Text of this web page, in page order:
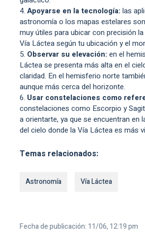
Apoyarse en la tecnología: las
astronomía o los mapas estelares
muy útiles para ubicar con precisión
Vía Láctea según tu ubicación y el
Observar su elevación: en el
Láctea se presenta más alta en el
claridad. En el hemisferio norte
aunque más cerca del horizonte.
Usar constelaciones como
constelaciones como Escorpio y
a orientarte, ya que se encuentran en
del cielo donde la Vía Láctea es más
Temas relacionados:
Astronomía Vía Láctea
Fecha de publicación: 11/06, 12:19 pm